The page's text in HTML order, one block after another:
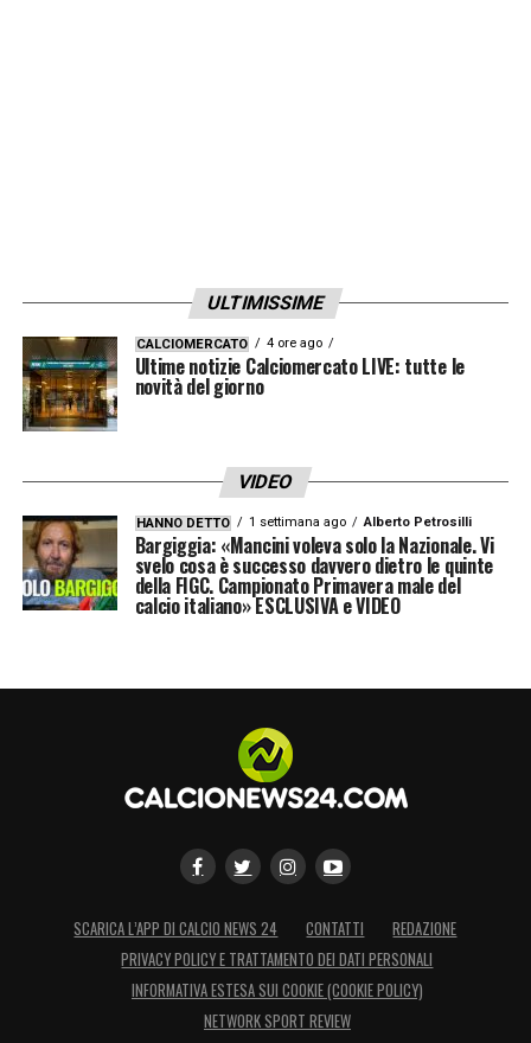
ULTIMISSIME
CALCIOMERCATO 4 ore ago
Ultime notizie Calciomercato LIVE: tutte le
novità del giorno
VIDEO
HANNO DETTO 1 settimana ago Alberto Petrosilli
Bargiggia: «Mancini voleva solo la Nazionale. Vi
svelo cosa è successo davvero dietro le quinte
della FIGC. Campionato Primavera male del
calcio italiano» ESCLUSIVA e VIDEO
SCARICA L’APP DI CALCIO NEWS 24 CONTATTI
REDAZIONE
PRIVACY POLICY E TRATTAMENTO DEI DATI PERSONALI
INFORMATIVA ESTESA SUI COOKIE (COOKIE POLICY)
NETWORK SPORT REVIEW